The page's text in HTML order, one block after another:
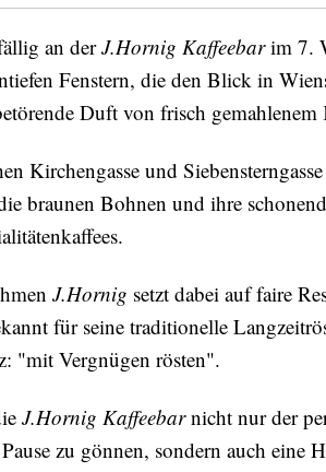
an derJ.Hornig Kaffeebarim 7.
Fenstern, die den Blick in
Duft von frisch
Kirchengasse und
braunen Bohnen und ihre
J.Hornig setzt dabei auf faire
für seine traditionelle
"mit Vergnügen rösten".
J.Hornig Kaffeebarnicht nur der
zu gönnen, sondern auch eine